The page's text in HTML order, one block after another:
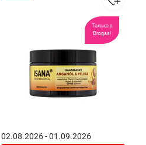
Только в
Drogas!
02.08.2026 - 01.09.2026